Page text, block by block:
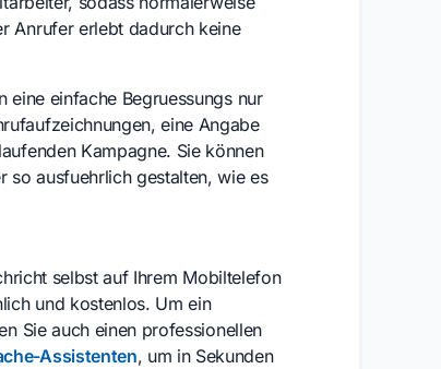
Anrufer erlebt dadurch keine
eine einfache Begruessungs nur
eine Angabe
Kampagne. Sie können
so ausfuehrlich gestalten, wie es
selbst auf Ihrem Mobiltelefon
und kostenlos. Um ein
Sie auch einen professionellen
Assistenten, um in Sekunden